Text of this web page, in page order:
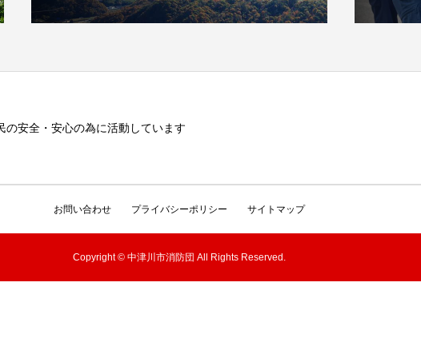
の安全・安心の為に活動しています
お問い合わせ プライバシーポリシー サイトマップ
Copyright © 中津川市消防団 All Rights Reserved.